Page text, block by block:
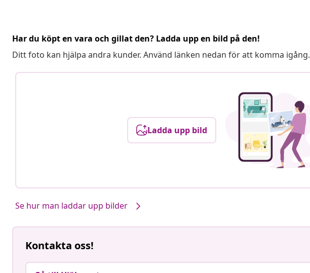
Har du köpt en vara och gillat den? Ladda upp en bild på den!
Ditt foto kan hjälpa andra kunder. Använd länken nedan för att komma igång.
Ladda upp bild
Se hur man laddar upp bilder
Kontakta oss!